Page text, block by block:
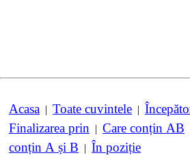
Acasa | Toate cuvintele |
Finalizarea prin | Care conțin AB
conțin A și B | În poziție